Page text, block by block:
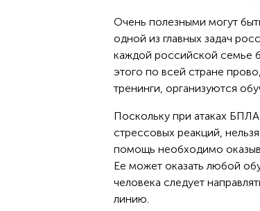
Очень полезными могут
одной из главных задач
каждой российской семье
этого по всей стране
тренинги, организуются
Поскольку при атаках
стрессовых реакций,
помощь необходимо
Ее может оказать любой
человека следует
линию.